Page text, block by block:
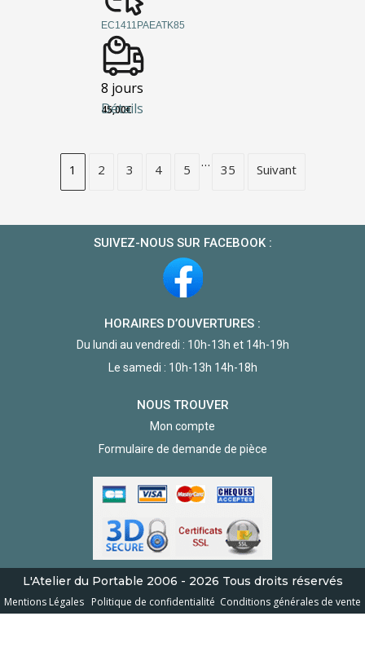
Détails
EC1411PAEATK85
8 jours
45,00€
1 2 3 4 5 … 35 Suivant
SUIVEZ-NOUS SUR FACEBOOK :
HORAIRES D’OUVERTURES :
Du lundi au vendredi : 10h-13h et 14h-19h
Le samedi : 10h-13h 14h-18h
NOUS TROUVER
Mon compte
Formulaire de demande de pièce
L'Atelier du Portable 2006 - 2026 Tous droits réservés
Mentions Légales Politique de confidentialité Conditions générales de vente